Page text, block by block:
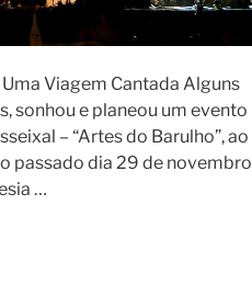
Viagem Cantada Alguns
sonhou e planeou um evento
– “Artes do Barulho”, ao
passado dia 29 de novembro
…